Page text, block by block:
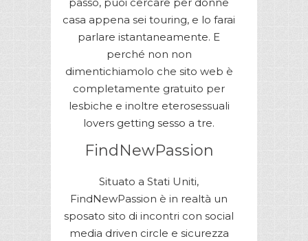
casa appena sei touring, e lo farai
parlare istantaneamente. E
perché non non
dimentichiamolo che sito web è
completamente gratuito per
lesbiche e inoltre eterosessuali
lovers getting sesso a tre.
FindNewPassion
Situato a Stati Uniti,
FindNewPassion è in realtà un
sposato sito di incontri con social
media driven circle e sicurezza